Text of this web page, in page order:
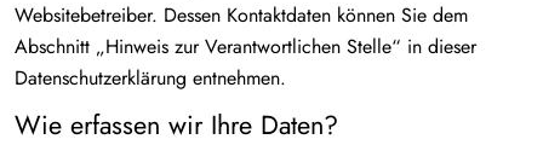
Websitebetreiber. Dessen Kontaktdaten können Sie dem
Abschnitt „Hinweis zur Verantwortlichen Stelle“ in dieser
Datenschutzerklärung entnehmen.
Wie erfassen wir Ihre Daten?